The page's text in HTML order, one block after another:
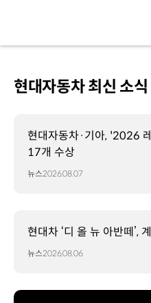
현대자동차 최신 소식
현대자동차·기아, '2026
17개 수상
뉴스2026.08.07
현대차 ‘디 올 뉴 아반떼’,
뉴스2026.08.06